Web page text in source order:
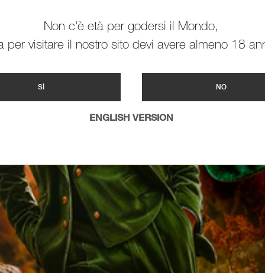
Non c'è età per godersi il Mondo,
per visitare il nostro sito devi avere almeno 18
SÌ NO
ENGLISH VERSION